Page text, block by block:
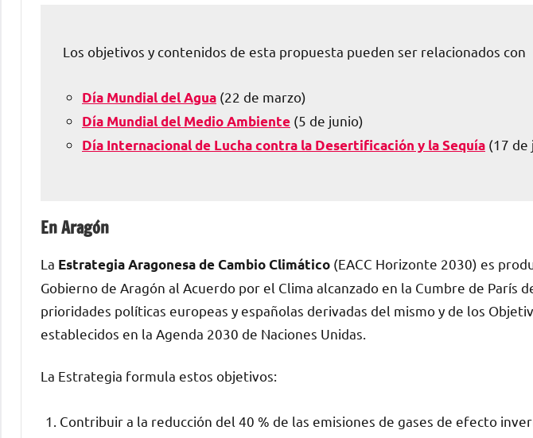
Los objetivos y contenidos de esta propuesta pueden ser relacionados con
Día Mundial del Agua (22 de marzo)
Día Mundial del Medio Ambiente (5 de junio)
Día Internacional de Lucha contra la Desertificación y la Sequía (17 de
En Aragón
La Estrategia Aragonesa de Cambio Climático (EACC Horizonte 2030) es
Gobierno de Aragón al Acuerdo por el Clima alcanzado en la Cumbre de París
prioridades políticas europeas y españolas derivadas del mismo y de los
establecidos en la Agenda 2030 de Naciones Unidas.
La Estrategia formula estos objetivos:
Contribuir a la reducción del 40 % de las emisiones de gases de efecto